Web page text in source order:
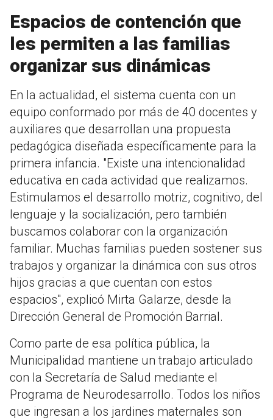
Espacios de contención que
les permiten a las familias
organizar sus dinámicas
En la actualidad, el sistema cuenta con un
equipo conformado por más de 40 docentes y
auxiliares que desarrollan una propuesta
pedagógica diseñada específicamente para la
primera infancia. "Existe una intencionalidad
educativa en cada actividad que realizamos.
Estimulamos el desarrollo motriz, cognitivo, del
lenguaje y la socialización, pero también
buscamos colaborar con la organización
familiar. Muchas familias pueden sostener sus
trabajos y organizar la dinámica con sus otros
hijos gracias a que cuentan con estos
espacios", explicó Mirta Galarze, desde la
Dirección General de Promoción Barrial.
Como parte de esa política pública, la
Municipalidad mantiene un trabajo articulado
con la Secretaría de Salud mediante el
Programa de Neurodesarrollo. Todos los niños
que ingresan a los jardines maternales son